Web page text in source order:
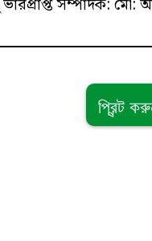
ভারপ্রাপ্ত সম্পাদক:
প্রিন্ট